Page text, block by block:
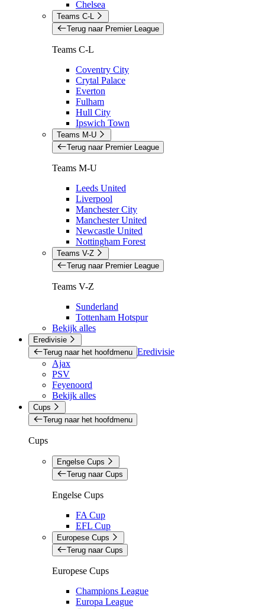
Chelsea
Teams C-L
Terug naar Premier League
Teams C-L
Coventry City
Crytal Palace
Everton
Fulham
Hull City
Ipswich Town
Teams M-U
Terug naar Premier League
Teams M-U
Leeds United
Liverpool
Manchester City
Manchester United
Newcastle United
Nottingham Forest
Teams V-Z
Terug naar Premier League
Teams V-Z
Sunderland
Tottenham Hotspur
Bekijk alles
Eredivisie
Terug naar het hoofdmenu Eredivisie
Ajax
PSV
Feyenoord
Bekijk alles
Cups
Terug naar het hoofdmenu
Cups
Engelse Cups
Terug naar Cups
Engelse Cups
FA Cup
EFL Cup
Europese Cups
Terug naar Cups
Europese Cups
Champions League
Europa League